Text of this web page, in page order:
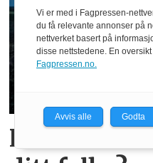
Hvilke
Vi er med i Fagpressen-
du få relevante annonser på
nettverket basert på
disse nettstedene. En
Fagpressen.no.
Avvis alle Godta